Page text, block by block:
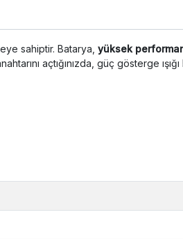
sahiptir. Batarya, yüksek
açtığınızda, güç gösterge